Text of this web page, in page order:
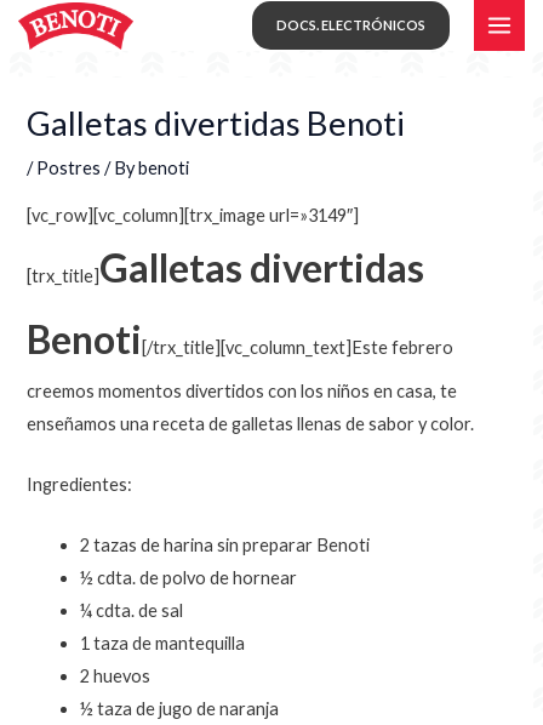
Skip
DOCS. ELECTRÓNICOS
Galletas divertidas Benoti
/Postres / Bybenoti
[vc_row][vc_column][trx_image url=»3149″]
[trx_title]Galletas divertidas
Benoti[/trx_title][vc_column_text]Este febrero
creemos momentos divertidos con los niños en casa, te
enseñamos una receta de galletas llenas de sabor y color.
Ingredientes:
2 tazas de harina sin preparar Benoti
½ cdta. de polvo de hornear
¼ cdta. de sal
1 taza de mantequilla
2 huevos
½ taza de jugo de naranja